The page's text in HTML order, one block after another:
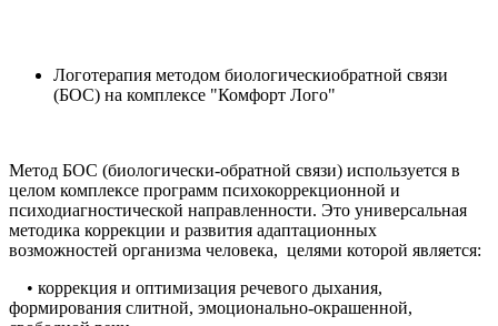
Логотерапия методом биологическиобратной связи
(БОС) на комплексе "Комфорт Лого"
Метод БОС (биологически-обратной связи) используется в
целом комплексе программ психокоррекционной и
психодиагностической направленности. Это универсальная
методика коррекции и развития адаптационных
возможностей организма человека, целями которой является:
• коррекция и оптимизация речевого дыхания,
формирования слитной, эмоционально-окрашенной,